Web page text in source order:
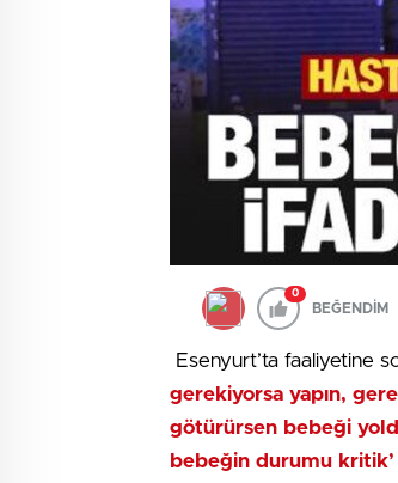
0
BEĞENDİM
Esenyurt’ta faaliyetine
gerekiyorsa yapın,
götürürsen bebeği
bebeğin durumu